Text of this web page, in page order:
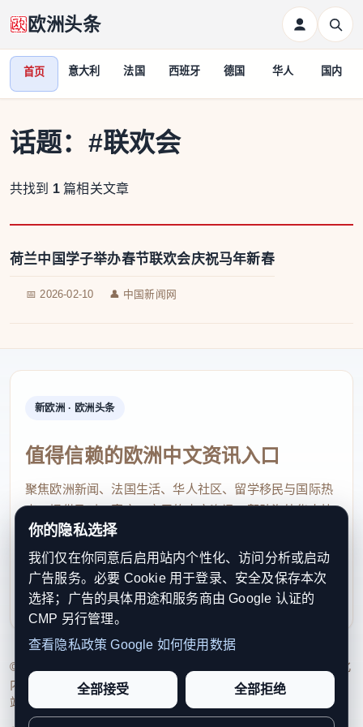
欧洲头条
首页 意大利 法国 西班牙 德国 华人 国内
话题： #联欢会
共找到 1 篇相关文章
荷兰中国学子举办春节联欢会庆祝马年新春
📅 2026-02-10 👤 中国新闻网
新欧洲 · 欧洲头条
值得信赖的欧洲中文资讯入口
聚焦欧洲新闻、法国生活、华人社区、留学移民与国际热
点，提供及时、真实、实用的中文资讯，帮助海外华人快
速了解欧洲动态。
contact@xinouzhou.com
服务支持、版权与合作：工作日优先处理站务、投稿与权
利通知
© 2026 新欧洲·欧洲头条. All Rights Reserved. 本网站持续优化
内容透明度、联系方式与用户权利说明，以提升品牌信任感和
站点完整度。
你的隐私选择
我们仅在你同意后启用站内个性化、访问分析或启动
广告服务。必要 Cookie 用于登录、安全及保存本次
选择；广告的具体用途和服务商由 Google 认证的
CMP 另行管理。
查看隐私政策 Google 如何使用数据
全部接受 全部拒绝